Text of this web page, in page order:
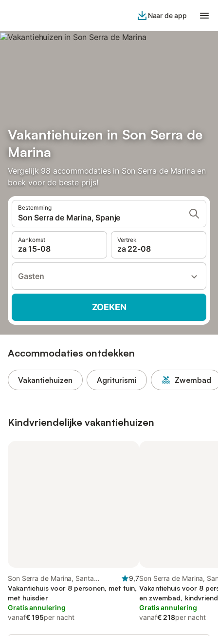
Naar de app
Vakantiehuizen in Son Serra de
Marina
Vergelijk 98 accommodaties in Son Serra de Marina en
boek voor de beste prijs!
Bestemming
Son Serra de Marina, Spanje
Aankomst
za 15-08
Vertrek
za 22-08
Gasten
ZOEKEN
Accommodaties ontdekken
Vakantiehuizen Agriturismi Zwembad
Kindvriendelijke vakantiehuizen
Son Serra de Marina, Santa
Margalida
9,7
Vakantiehuis voor 8 personen, met tuin,
met huisdier
Gratis annulering
vanaf€ 195per nacht
Son Serra de Marina,
Margalida
Vakantiehuis voor 8
en zwembad,
Gratis annulering
vanaf€ 218per nacht